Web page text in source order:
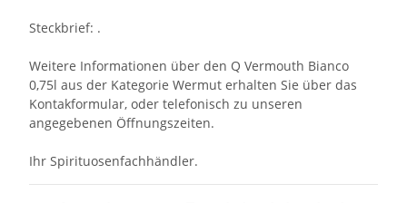
Steckbrief: .
Weitere Informationen über den Q Vermouth Bianco
0,75l aus der Kategorie Wermut erhalten Sie über das
Kontakformular, oder telefonisch zu unseren
angegebenen Öffnungszeiten.
Ihr Spirituosenfachhändler.